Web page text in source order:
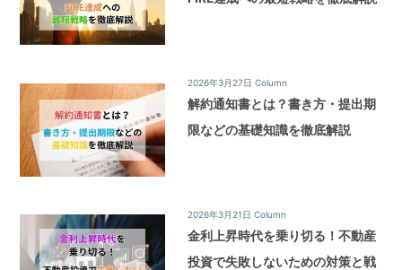
2026年3月27日 Column
解約通知書とは？書き方・提出期
限などの基礎知識を徹底解説
2026年3月21日 Column
金利上昇時代を乗り切る！不動産
投資で失敗しないための対策と戦